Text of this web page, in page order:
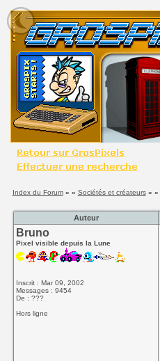
Index du Forum» » Sociétés et créateurs» »
Auteur
Bruno
Pixel visible depuis la Lune
Inscrit : Mar 09, 2002
Messages : 9454
De : ???
Hors ligne